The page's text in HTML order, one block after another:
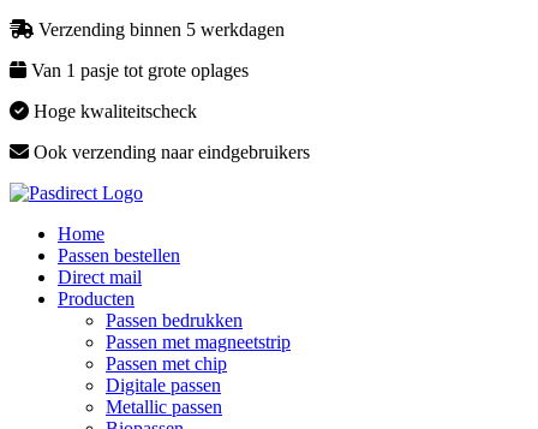
Verzending binnen 5 werkdagen
Van 1 pasje tot grote oplages
Hoge kwaliteitscheck
Ook verzending naar eindgebruikers
Home
Passen bestellen
Direct mail
Producten
Passen bedrukken
Passen met magneetstrip
Passen met chip
Digitale passen
Metallic passen